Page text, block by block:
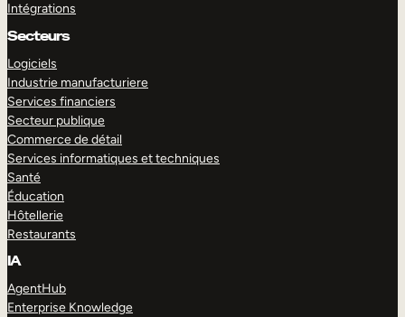
Intégrations
Secteurs
Logiciels
Industrie manufacturiere
Services financiers
Secteur publique
Commerce de détail
Services informatiques et techniques
Santé
Éducation
Hôtellerie
Restaurants
IA
AgentHub
Enterprise Knowledge